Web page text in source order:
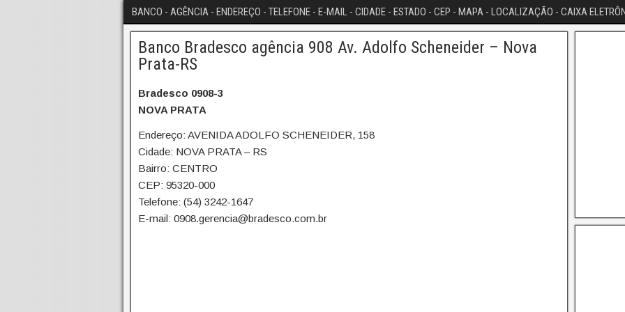
BANCO - AGÊNCIA - ENDEREÇO - TELEFONE - E-MAIL - CIDADE - ESTADO - CEP - MAPA - LOCALIZAÇÃO - CAIXA
Banco Bradesco agência 908 Av. Adolfo Scheneider – Nova
Prata-RS
Bradesco 0908-3
NOVA PRATA
Endereço: AVENIDA ADOLFO SCHENEIDER, 158
Cidade: NOVA PRATA – RS
Bairro: CENTRO
CEP: 95320-000
Telefone: (54) 3242-1647
E-mail: 0908.gerencia@bradesco.com.br